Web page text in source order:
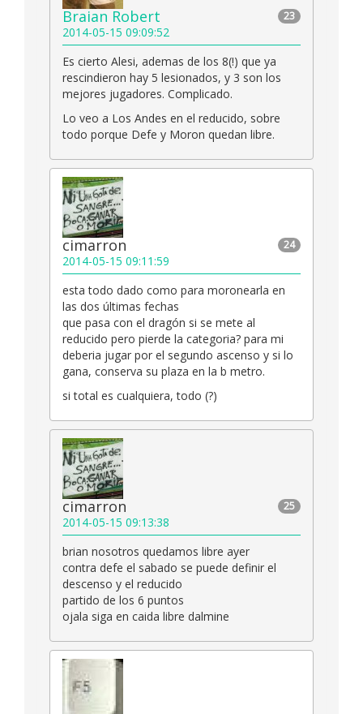
23
Braian Robert
2014-05-15 09:09:52
Es cierto Alesi, ademas de los 8(!) que ya
rescindieron hay 5 lesionados, y 3 son los
mejores jugadores. Complicado.
Lo veo a Los Andes en el reducido, sobre
todo porque Defe y Moron quedan libre.
24
cimarron
2014-05-15 09:11:59
esta todo dado como para moronearla en
las dos últimas fechas
que pasa con el dragón si se mete al
reducido pero pierde la categoria? para mi
deberia jugar por el segundo ascenso y si lo
gana, conserva su plaza en la b metro.
si total es cualquiera, todo (?)
25
cimarron
2014-05-15 09:13:38
brian nosotros quedamos libre ayer
contra defe el sabado se puede definir el
descenso y el reducido
partido de los 6 puntos
ojala siga en caida libre dalmine